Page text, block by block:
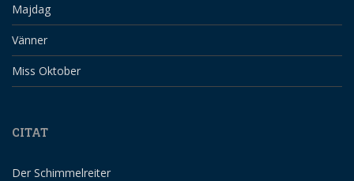
Majdag
Vänner
Miss Oktober
CITAT
Der Schimmelreiter